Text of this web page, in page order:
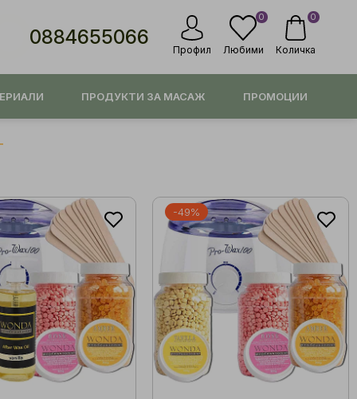
0884655066
Профил
0
Любими
0
Количка
ПРОДУКТИ ЗА МАСАЖ ПРОМОЦИИ
-49%